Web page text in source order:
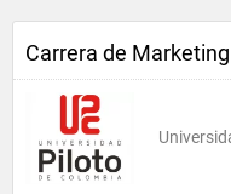
Carrera de